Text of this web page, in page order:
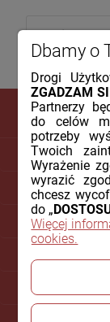
Dbamy o
Drogi
ZGADZAM
Partnerzy
do celów
potrzeby
Twoich
Wyrażenie
wyrazić
chcesz
do „
Więcej
cookies.